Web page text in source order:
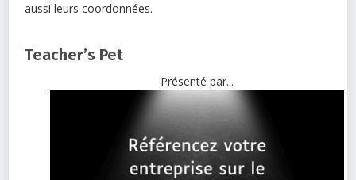
aussi leurs coordonnées.
Teacher’s Pet
Présenté par...